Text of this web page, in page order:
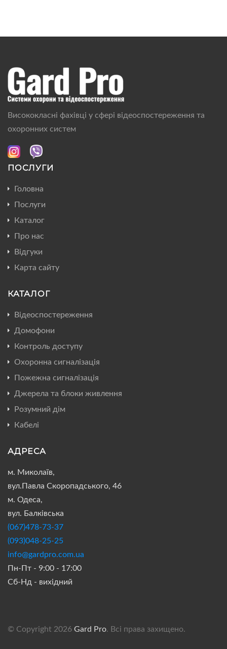
Висококласні фахівці у сфері відеоспостереження та
охоронних систем
ПОСЛУГИ
Головна
Послуги
Каталог
Про нас
Відгуки
Карта сайту
КАТАЛОГ
Відеоспостереження
Домофони
Контроль доступу
Охоронна сигналізація
Пожежна сигналізація
Джерела та блоки живлення
Розумний дім
Кабелі
АДРЕСА
м. Миколаїв,
вул.Павла Скоропадського, 46
м. Одеса,
вул. Балківська
(067)478-73-37
(093)048-25-25
info@gardpro.com.ua
Пн-Пт - 9:00 - 17:00
Сб-Нд - вихідний
© Copyright 2026 Gard Pro. Всі права захищено.